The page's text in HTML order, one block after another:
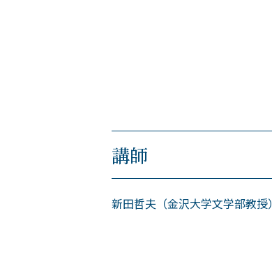
講師
新田哲夫（金沢大学文学部教授）